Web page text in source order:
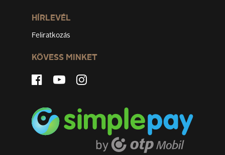
HÍRLEVÉL
Feliratkozás
KÖVESS MINKET